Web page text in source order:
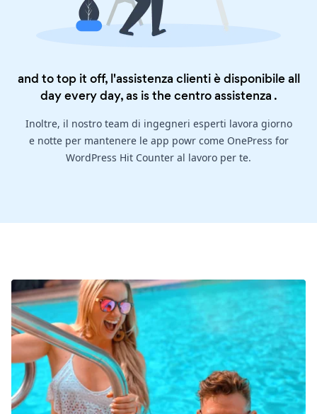
and to top it off, l'assistenza clienti è disponibile all
day every day, as is thecentro assistenza .
Inoltre, il nostro team di ingegneri esperti lavora giorno
e notte per mantenere le app powr come OnePress for
WordPress Hit Counter al lavoro per te.